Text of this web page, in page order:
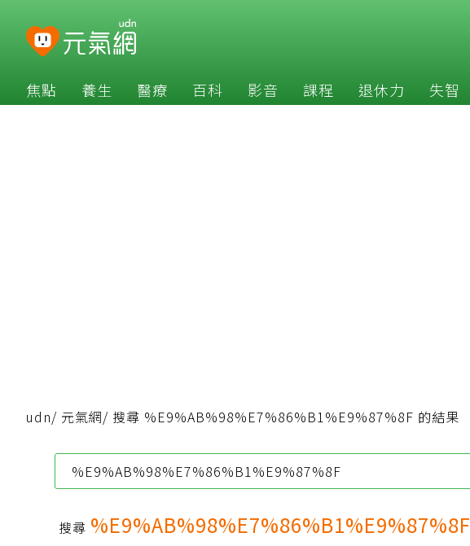
焦點 養生 醫療 百科 影音 課程 退休力 失智
udn/ 元氣網/ 搜尋 %E9%AB%98%E7%86%B1%E9%87%8F 的結果
搜尋 %E9%AB%98%E7%86%B1%E9%87%8F